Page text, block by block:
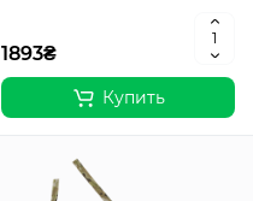
1893₴
Купить